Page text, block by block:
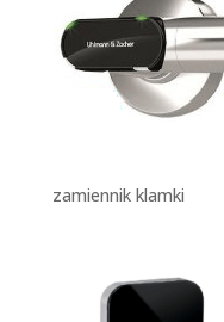
zamiennik klamki